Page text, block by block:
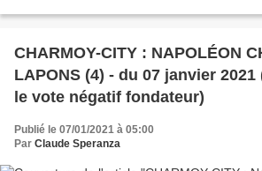
CHARMOY-CITY : NAPOLÉON
LAPONS (4) - du 07 janvier 2021
le vote négatif fondateur)
Publié le 07/01/2021 à 05:00
Par Claude Speranza